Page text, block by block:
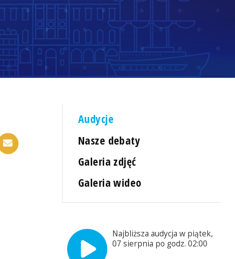
Audycje
Nasze debaty
Galeria zdjęć
Galeria wideo
Najbliższa audycja w piątek,
07 sierpnia po godz. 02:00